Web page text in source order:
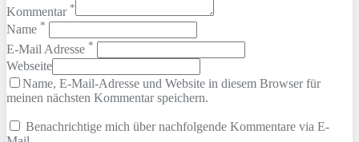
Kommentar *
Name *
E-Mail Adresse *
Webseite
Name, E-Mail-Adresse und Website in diesem Browser für
meinen nächsten Kommentar speichern.
Benachrichtige mich über nachfolgende Kommentare via E-